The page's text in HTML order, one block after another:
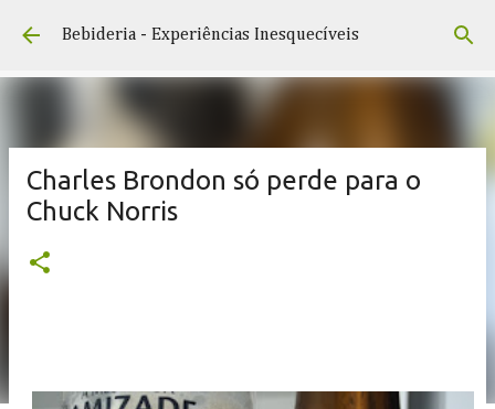
Pular para o conteúdo principal
Bebideria - Experiências Inesquecíveis
Charles Brondon só perde para o
Chuck Norris